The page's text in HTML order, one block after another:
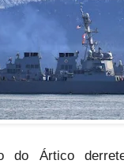
Ártico